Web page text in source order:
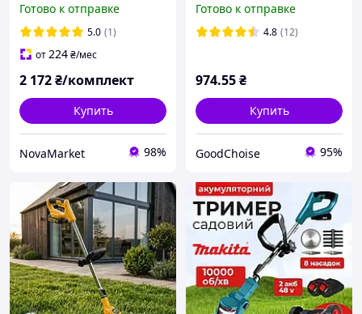
для трави 48 V/4.0 Ah
Ручной триммер для
травы аккумуляторный
Готово к отправке
5.0 (1)
от224₴/мес
2 172₴/комплект
Купить
NovaMarket 98%
Триммер для травы /
Электрическая
Готово к отправке
4.8 (12)
974.55₴
Купить
GoodChoise 95%